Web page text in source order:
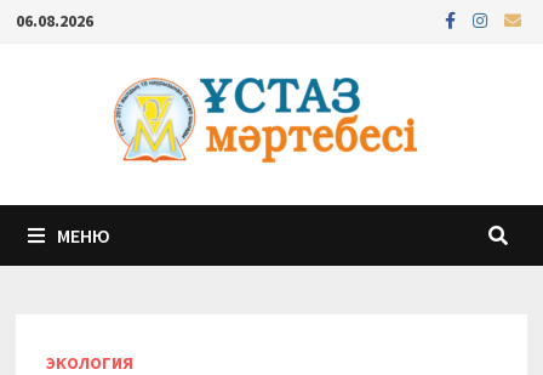
Перейти
содержимому
06.08.2026
МЕНЮ
ЭКОЛОГИЯ